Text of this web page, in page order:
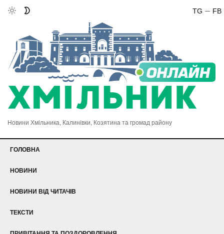
FB
TG
Новини Хмільника, Калинівки, Козятина та громад району
ГОЛОВНА
НОВИНИ
НОВИНИ ВІД ЧИТАЧІВ
ТЕКСТИ